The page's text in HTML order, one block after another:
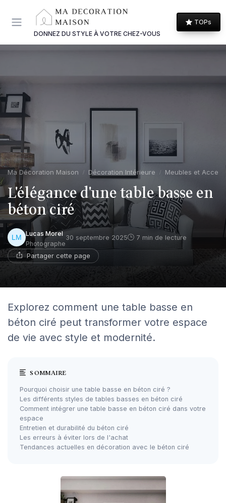
DONNEZ DU STYLE À VOTRE CHEZ-VOUS
TOPs
Ma Décoration Maison Décoration Intérieure Meubles et
L'élégance d'une table basse en
béton ciré
Lucas Morel
Photographe
30 septembre 2025 7 min de lecture
Partager cette page
Explorez comment une table basse en
béton ciré peut transformer votre espace
de vie avec style et modernité.
SOMMAIRE
Pourquoi choisir une table basse en béton ciré ?
Les différents styles de tables basses en béton ciré
Comment intégrer une table basse en béton ciré dans votre
espace
Entretien et durabilité du béton ciré
Les erreurs à éviter lors de l'achat
Tendances actuelles en décoration avec le béton ciré
Panneau de gestion des cookies